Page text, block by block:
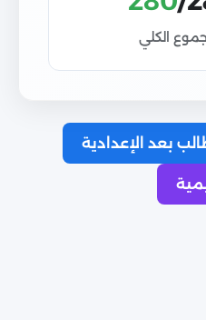
الكلي
بعد الإعدادية